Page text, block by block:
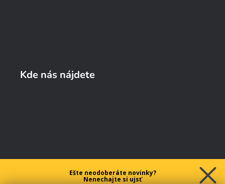
Kde nás nájdete
Ešte neodoberáte novinky?
Nenechajte si ujsť